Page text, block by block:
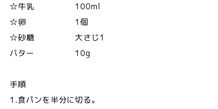
☆牛乳 100ml
☆卵 1個
☆砂糖 大さじ1
バター 10g
手順
1.食パンを半分に切る。